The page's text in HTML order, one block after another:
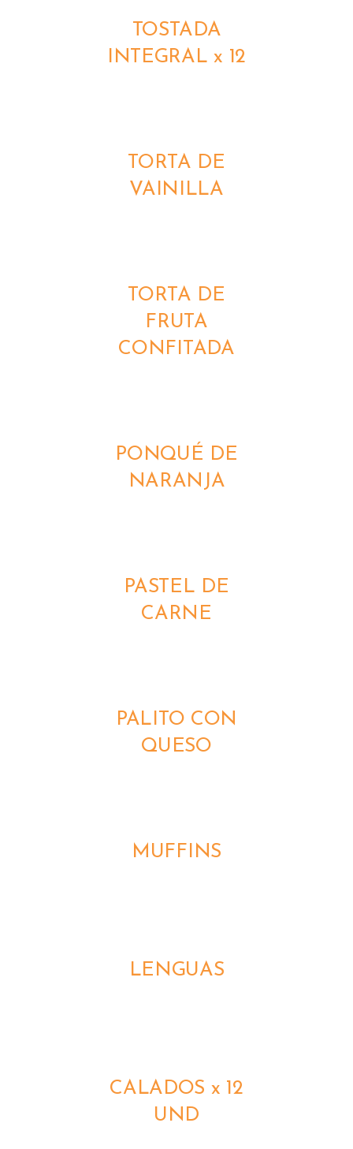
TOSTADA
INTEGRAL x 12
TORTA DE
VAINILLA
TORTA DE
FRUTA
CONFITADA
PONQUÉ DE
NARANJA
PASTEL DE
CARNE
PALITO CON
QUESO
MUFFINS
LENGUAS
CALADOS x 12
UND